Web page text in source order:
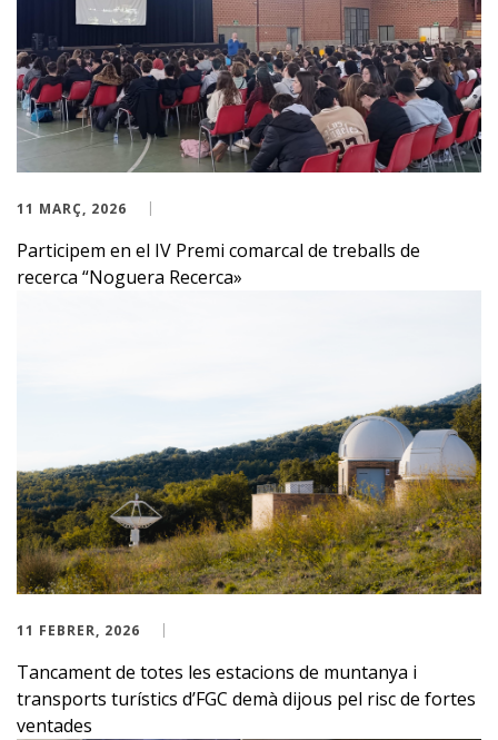
11 MARÇ, 2026
Participem en el IV Premi comarcal de treballs de
recerca “Noguera Recerca»
11 FEBRER, 2026
Tancament de totes les estacions de muntanya i
transports turístics d’FGC demà dijous pel risc de fortes
ventades